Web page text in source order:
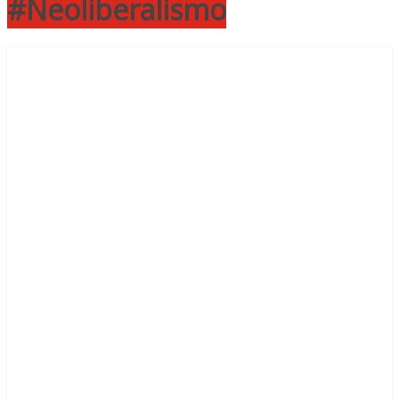
#Neoliberalismo